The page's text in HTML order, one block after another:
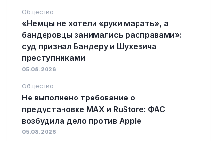
Общество
«Немцы не хотели «руки марать», а
бандеровцы занимались расправами»:
суд признал Бандеру и Шухевича
преступниками
05.08.2026
Общество
Не выполнено требование о
предустановке MAX и RuStore: ФАС
возбудила дело против Apple
05.08.2026